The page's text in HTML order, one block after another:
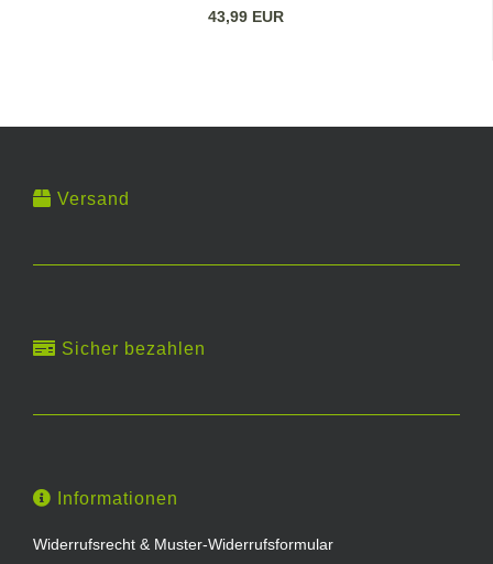
43,99 EUR
Versand
Sicher bezahlen
Informationen
Widerrufsrecht & Muster-Widerrufsformular